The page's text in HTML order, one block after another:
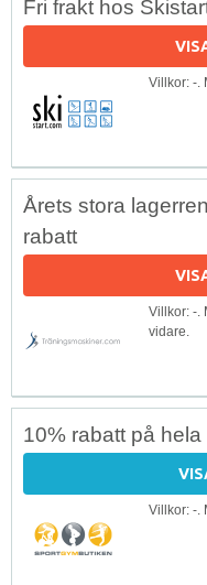
Fri frakt hos
Villkor: -.
Årets stora
rabatt
Villkor: -.
vidare.
10% rabatt på
Villkor: -.